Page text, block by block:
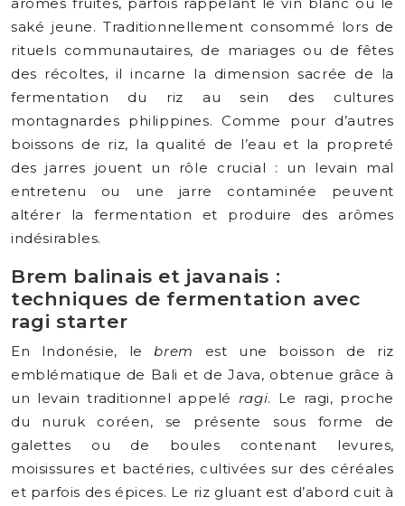
saké jeune. Traditionnellement consommé lors de
rituels communautaires, de mariages ou de fêtes
des récoltes, il incarne la dimension sacrée de la
fermentation du riz au sein des cultures
montagnardes philippines. Comme pour d’autres
boissons de riz, la qualité de l’eau et la propreté
des jarres jouent un rôle crucial : un levain mal
entretenu ou une jarre contaminée peuvent
altérer la fermentation et produire des arômes
indésirables.
Brem balinais et javanais :
techniques de fermentation avec
ragi starter
En Indonésie, lebrem est une boisson de riz
emblématique de Bali et de Java, obtenue grâce à
un levain traditionnel appelé ragi. Le ragi, proche
du nuruk coréen, se présente sous forme de
galettes ou de boules contenant levures,
moisissures et bactéries, cultivées sur des céréales
et parfois des épices. Le riz gluant est d’abord cuit à